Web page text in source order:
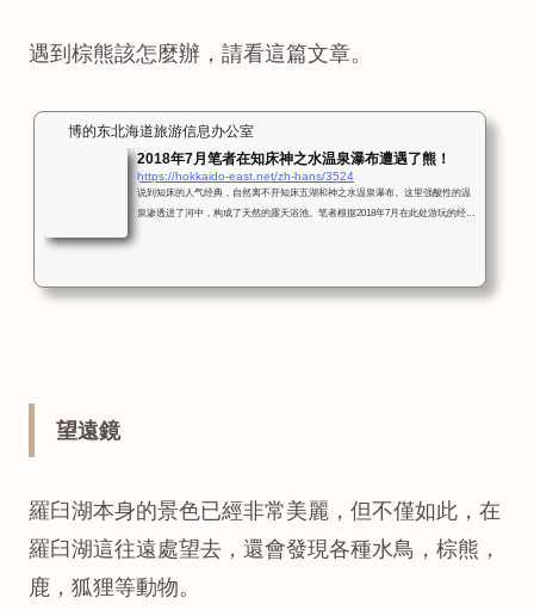
遇到棕熊該怎麼辦，請看這篇文章。
博的东北海道旅游信息办公室
2018年7月笔者在知床神之水温泉瀑布遭遇了熊！
https://hokkaido-east.net/zh-hans/3524
说到知床的人气经典，自然离不开知床五湖和神之水温泉瀑布。这里强酸性的温
泉渗透进了河中，构成了天然的露天浴池。笔者根据2018年7月在此处游玩的经
转弯很多，有的地方甚至限速在了30km/h。行程途中还可以路过知床岩尾别青年
望遠鏡
羅臼湖本身的景色已經非常美麗，但不僅如此，在
羅臼湖這往遠處望去，還會發現各種水鳥，棕熊，
鹿，狐狸等動物。